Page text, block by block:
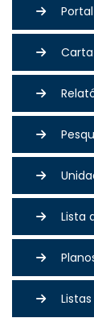
Lista